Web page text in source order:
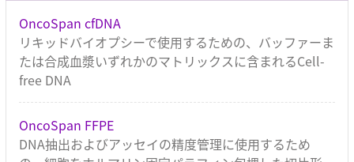
OncoSpan cfDNA
リキッドバイオプシーで使用するための、バッファーま
たは合成血漿いずれかのマトリックスに含まれるCell-
free DNA
OncoSpan FFPE
DNA抽出およびアッセイの精度管理に使用するため